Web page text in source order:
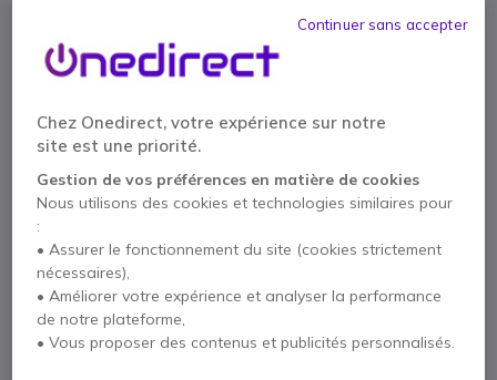
DEVIS EN 4 HEURES
11 produitsen stock Livraison :24/48 h
Compris dans ce pack :
x2
Câble Y double écoute Plantronics
Chez Onedirect, votre expérience sur notre
site est une priorité.
Gestion de vos préférences en matière de cookies
Nous utilisons des cookies et technologies similaires pour
:
• Assurer le fonctionnement du site (cookies strictement
nécessaires),
• Améliorer votre expérience et analyser la performance
de notre plateforme,
• Vous proposer des contenus et publicités personnalisés.
Continuer sans accepter